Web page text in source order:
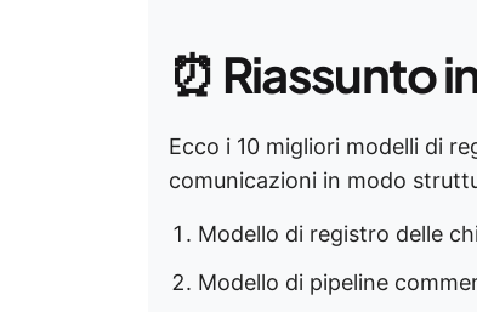
⏰ Riassunto
Ecco i 10 migliori modelli di
comunicazioni in modo
Modello di registro delle
Modello di pipeline